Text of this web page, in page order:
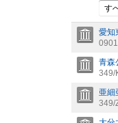
す
愛知
青森
349/
亜細
349/